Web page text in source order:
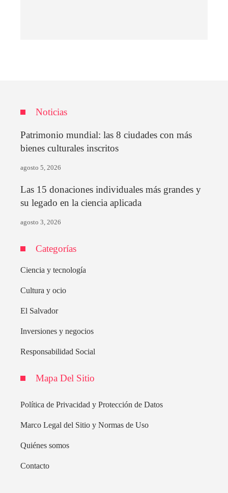
Noticias
Patrimonio mundial: las 8 ciudades con más
bienes culturales inscritos
agosto 5, 2026
Las 15 donaciones individuales más grandes y
su legado en la ciencia aplicada
agosto 3, 2026
Categorías
Ciencia y tecnología
Cultura y ocio
El Salvador
Inversiones y negocios
Responsabilidad Social
Mapa Del Sitio
Política de Privacidad y Protección de Datos
Marco Legal del Sitio y Normas de Uso
Quiénes somos
Contacto